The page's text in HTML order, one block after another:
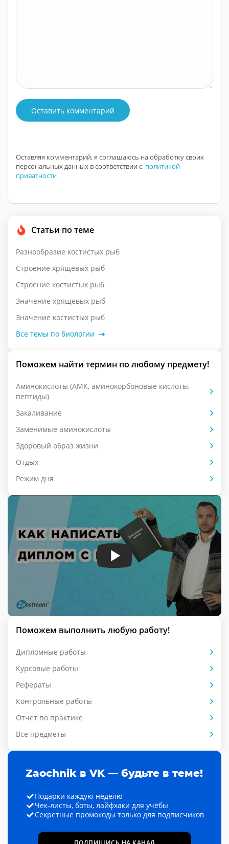
Оставить комментарий
Оставляя комментарий, я соглашаюсь на обработку своих
персональных данных в соответствии с политикой
приватности
Статьи по теме
Разнообразие костистых рыб
Строение хрящевых рыб
Строение костистых рыб
Значение хрящевых рыб
Значение костистых рыб
Все темы по биологии
Поможем найти термин по любому предмету!
Аминокислоты (АМК, аминокорбоновые кислоты,
пептиды)
Закаливание
Заменимые аминокислоты
Здоровый образ жизни
Отдых
Режим дня
Поможем выполнить любую работу!
Дипломные работы
Курсовые работы
Рефераты
Контрольные работы
Отчет по практике
Все предметы
Zaochnik в VK — будьте в теме!
Подарки каждую неделю
Чек-листы, боты, лайфхаки для учёбы
Секретные промокоды только для подписчиков